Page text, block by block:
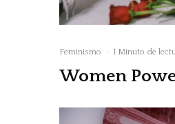
Feminismo · 1 Minuto de
Women